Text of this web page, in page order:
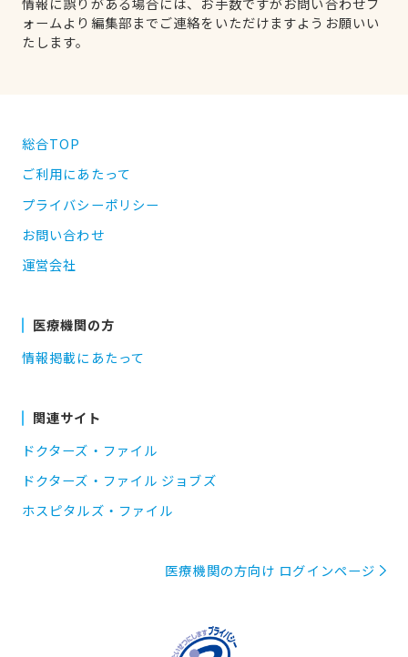
ォームより編集部までご連絡をいただけますようお願いい
たします。
総合TOP
ご利用にあたって
プライバシーポリシー
お問い合わせ
運営会社
医療機関の方
情報掲載にあたって
関連サイト
ドクターズ・ファイル
ドクターズ・ファイル ジョブズ
ホスピタルズ・ファイル
医療機関の方向け ログインページ